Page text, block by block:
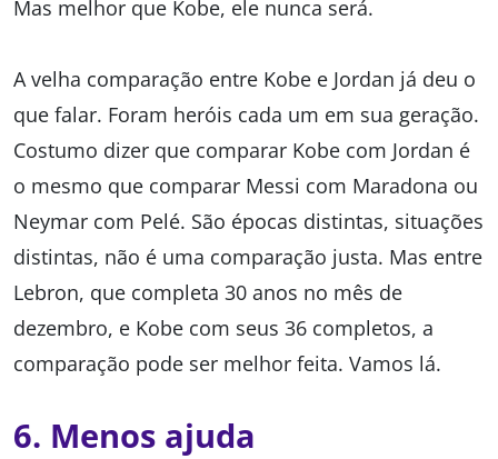
Mas melhor que Kobe, ele nunca será.
A velha comparação entre Kobe e Jordan já deu o
que falar. Foram heróis cada um em sua geração.
Costumo dizer que comparar Kobe com Jordan é
o mesmo que comparar Messi com Maradona ou
Neymar com Pelé. São épocas distintas, situações
distintas, não é uma comparação justa. Mas entre
Lebron, que completa 30 anos no mês de
dezembro, e Kobe com seus 36 completos, a
comparação pode ser melhor feita. Vamos lá.
6. Menos ajuda